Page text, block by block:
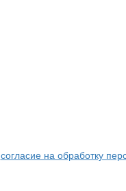
согласие на обработку